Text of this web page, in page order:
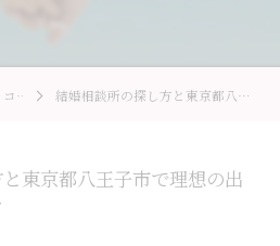
コラム 結婚相談所の探し方と東京都八王子市で理想の出会いを実現するコツ
東京都八王子市で理想の出